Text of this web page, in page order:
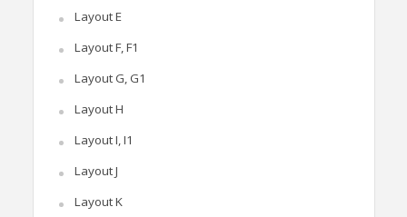
Layout E
Layout F, F1
Layout G, G1
Layout H
Layout I, I1
Layout J
Layout K